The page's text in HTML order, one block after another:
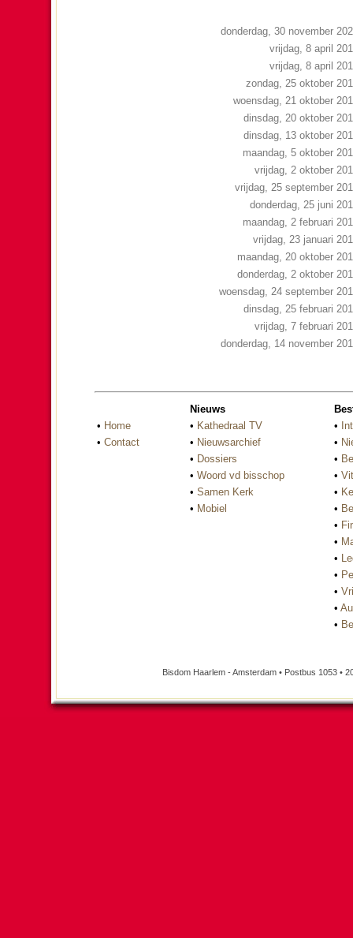
donderdag, 30 november
vrijdag, 8 april
vrijdag, 8 april
zondag, 25 oktober
woensdag, 21 oktober
dinsdag, 20 oktober
dinsdag, 13 oktober
maandag, 5 oktober
vrijdag, 2 oktober
vrijdag, 25 september
donderdag, 25 juni
maandag, 2 februari
vrijdag, 23 januari
maandag, 20 oktober
donderdag, 2 oktober
woensdag, 24 september
dinsdag, 25 februari
vrijdag, 7 februari
donderdag, 14 november
• Home
• Contact
Nieuws
• Kathedraal TV
• Nieuwsarchief
• Dossiers
• Woord vd bisschop
• Samen Kerk
• Mobiel
•
•
•
•
•
•
•
•
•
•
•
•
•
Bisdom Haarlem - Amsterdam • Postbus 1053 •